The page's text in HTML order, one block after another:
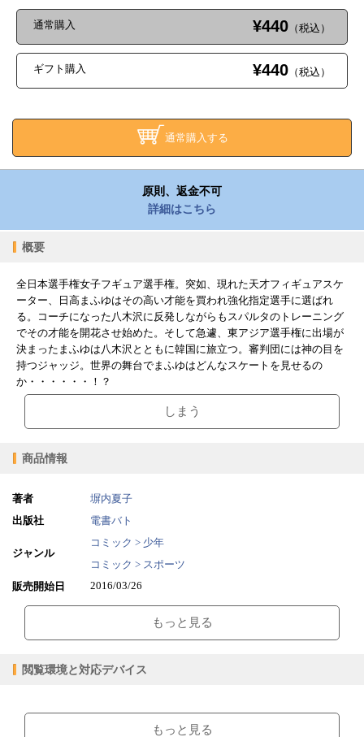
通常購入 ¥440 （税込）
ギフト購入 ¥440 （税込）
通常購入する
原則、返金不可
詳細はこちら
概要
全日本選手権女子フギュア選手権。突如、現れた天才フィギュアスケ
ーター、日高まふゆはその高い才能を買われ強化指定選手に選ばれ
る。コーチになった八木沢に反発しながらもスパルタのトレーニング
でその才能を開花させ始めた。そして急遽、東アジア選手権に出場が
決まったまふゆは八木沢とともに韓国に旅立つ。審判団には神の目を
持つジャッジ。世界の舞台でまふゆはどんなスケートを見せるの
か・・・・・・！？
しまう
商品情報
著者
塀内夏子
出版社
電書バト
ジャンル
コミック > 少年
コミック > スポーツ
販売開始日
2016/03/26
ファイルサイズ 46.56MB
もっと見る
閲覧環境と対応デバイス
ブラウザビューア・PC版ConTenDoビューア・モバイルビューア
もっと見る